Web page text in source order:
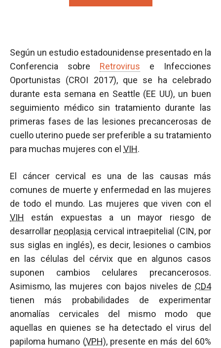
Según un estudio estadounidense presentado en la
Conferencia sobre Retrovirus
e Infecciones
Oportunistas (CROI 2017), que se ha celebrado
durante esta semana en Seattle (EE UU), un buen
seguimiento médico sin tratamiento durante las
primeras fases de las lesiones precancerosas de
cuello uterino puede ser preferible a su tratamiento
para muchas mujeres con el VIH.
El cáncer cervical es una de las causas más
comunes de muerte y enfermedad en las mujeres
de todo el mundo. Las mujeres que viven con el
VIH están expuestas a un mayor riesgo de
desarrollar neoplasia cervical intraepitelial (CIN, por
sus siglas en inglés), es decir, lesiones o cambios
en las células del cérvix que en algunos casos
suponen cambios celulares precancerosos.
Asimismo, las mujeres con bajos niveles de CD4
tienen más probabilidades de experimentar
anomalías cervicales del mismo modo que
aquellas en quienes se ha detectado el virus del
papiloma humano (VPH), presente en más del 60%